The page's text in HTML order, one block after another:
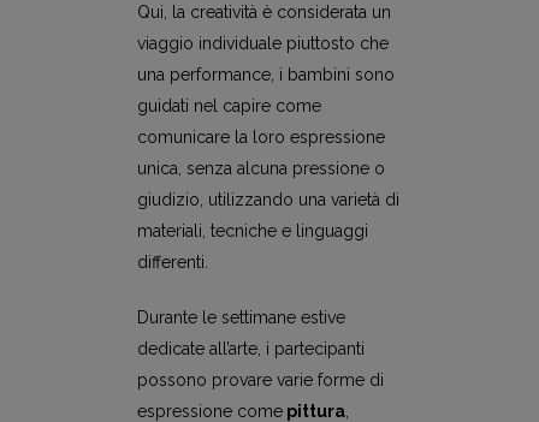
Qui, la creatività è considerata un
viaggio individuale piuttosto che
una performance, i bambini sono
guidati nel capire come
comunicare la loro espressione
unica, senza alcuna pressione o
giudizio, utilizzando una varietà di
materiali, tecniche e linguaggi
differenti.
Durante le settimane estive
dedicate all’arte, i partecipanti
possono provare varie forme di
espressione comepittura,